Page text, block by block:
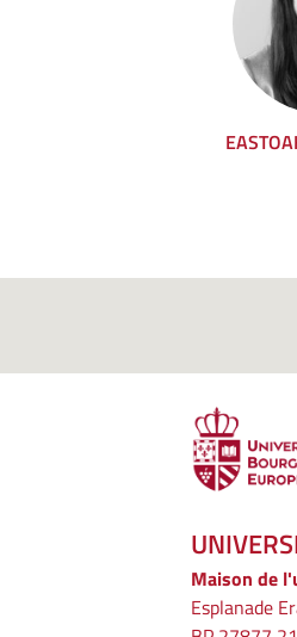
Maison de
Esplanade